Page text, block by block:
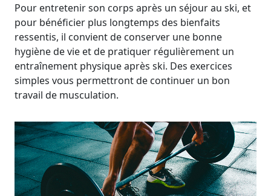
Pour entretenir son corps après un séjour au ski, et
pour bénéficier plus longtemps des bienfaits
ressentis, il convient de conserver une bonne
hygiène de vie et de pratiquer régulièrement un
entraînement physique après ski. Des exercices
simples vous permettront de continuer un bon
travail de musculation.